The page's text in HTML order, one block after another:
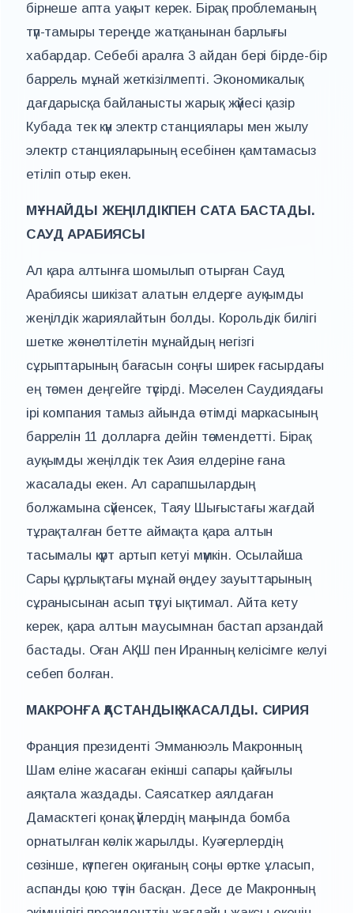
бірнеше апта уақыт керек. Бірақ проблеманың
түп-тамыры тереңде жатқанынан барлығы
хабардар. Себебі аралға 3 айдан бері бірде-бір
баррель мұнай жеткізілмепті. Экономикалық
дағдарысқа байланысты жарық жүйесі қазір
Кубада тек күн электр станциялары мен жылу
электр станцияларының есебінен қамтамасыз
етіліп отыр екен.
МҰНАЙДЫ ЖЕҢІЛДІКПЕН САТА БАСТАДЫ.
САУД АРАБИЯСЫ
Ал қара алтынға шомылып отырған Сауд
Арабиясы шикізат алатын елдерге ауқымды
жеңілдік жариялайтын болды. Корольдік билігі
шетке жөнелтілетін мұнайдың негізгі
сұрыптарының бағасын соңғы ширек ғасырдағы
ең төмен деңгейге түсірді. Мәселен Саудиядағы
ірі компания тамыз айында өтімді маркасының
баррелін 11 долларға дейін төмендетті. Бірақ
ауқымды жеңілдік тек Азия елдеріне ғана
жасалады екен. Ал сарапшылардың
болжамына сүйенсек, Таяу Шығыстағы жағдай
тұрақталған бетте аймақта қара алтын
тасымалы күрт артып кетуі мүмкін. Осылайша
Сары құрлықтағы мұнай өңдеу зауыттарының
сұранысынан асып түсуі ықтимал. Айта кету
керек, қара алтын маусымнан бастап арзандай
бастады. Оған АҚШ пен Иранның келісімге келуі
себеп болған.
МАКРОНҒА ҚАСТАНДЫҚ ЖАСАЛДЫ. СИРИЯ
Франция президенті Эмманюэль Макронның
Шам еліне жасаған екінші сапары қайғылы
аяқтала жаздады. Саясаткер аялдаған
Дамасктегі қонақ үйлердің маңында бомба
орнатылған көлік жарылды. Куәгерлердің
сөзінше, күтпеген оқиғаның соңы өртке ұласып,
аспанды қою түтін басқан. Десе де Макронның